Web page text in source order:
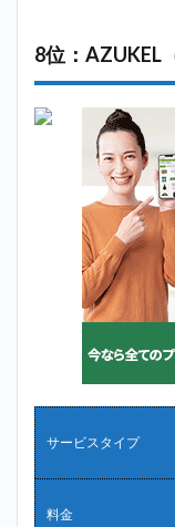
8位：AZUKEL
サービスタイプ
料金